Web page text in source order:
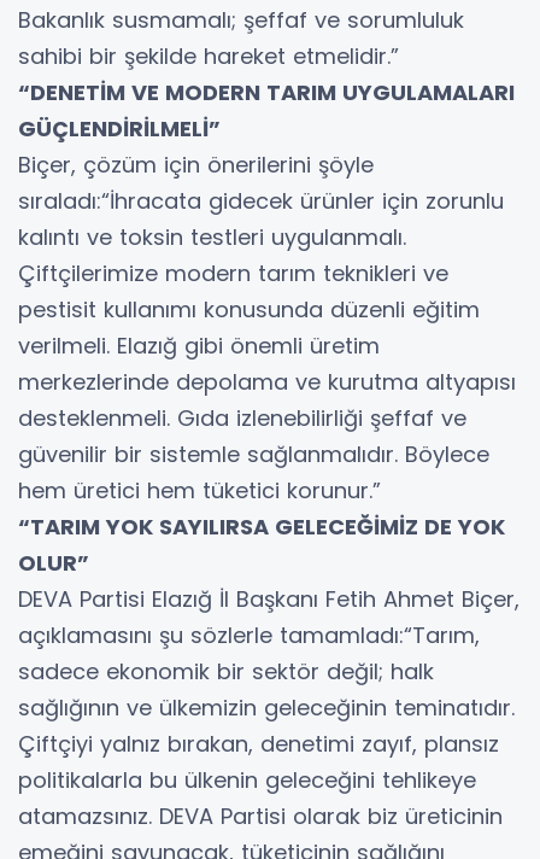
Bakanlık susmamalı; şeffaf ve sorumluluk
sahibi bir şekilde hareket etmelidir.”
“DENETİM VE MODERN TARIM UYGULAMALARI
GÜÇLENDİRİLMELİ”
Biçer, çözüm için önerilerini şöyle
sıraladı:“İhracata gidecek ürünler için zorunlu
kalıntı ve toksin testleri uygulanmalı.
Çiftçilerimize modern tarım teknikleri ve
pestisit kullanımı konusunda düzenli eğitim
verilmeli. Elazığ gibi önemli üretim
merkezlerinde depolama ve kurutma altyapısı
desteklenmeli. Gıda izlenebilirliği şeffaf ve
güvenilir bir sistemle sağlanmalıdır. Böylece
hem üretici hem tüketici korunur.”
“TARIM YOK SAYILIRSA GELECEĞİMİZ DE YOK
OLUR”
DEVA Partisi Elazığ İl Başkanı Fetih Ahmet Biçer,
açıklamasını şu sözlerle tamamladı:“Tarım,
sadece ekonomik bir sektör değil; halk
sağlığının ve ülkemizin geleceğinin teminatıdır.
Çiftçiyi yalnız bırakan, denetimi zayıf, plansız
politikalarla bu ülkenin geleceğini tehlikeye
atamazsınız. DEVA Partisi olarak biz üreticinin
emeğini savunacak, tüketicinin sağlığını